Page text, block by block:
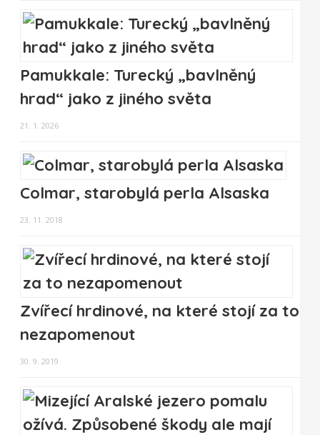
Pamukkale: Turecký „bavlněný
hrad“ jako z jiného světa
21. 1. 2026
Colmar, starobylá perla Alsaska
23. 11. 2018
Zvířecí hrdinové, na které stojí za to
nezapomenout
30. 9. 2019